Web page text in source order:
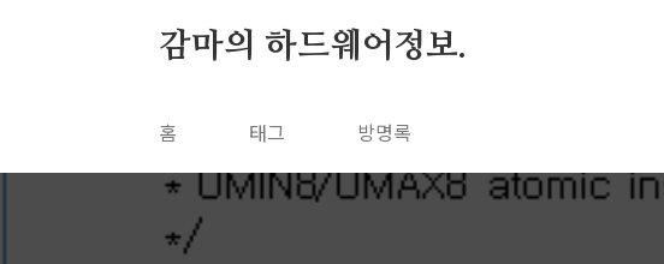
감마의 하드웨어정보.
홈 태그 방명록